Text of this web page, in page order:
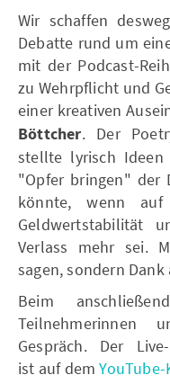
Wir schaffen
Debatte rund um
mit der Podcast-
zu Wehrpflicht und
einer kreativen
Böttcher. Der
stellte lyrisch Ideen
"Opfer bringen" der
könnte, wenn auf
Geldwertstabilität
Verlass mehr sei.
sagen, sondern Dank
Beim
Teilnehmerinnen
Gespräch. Der
ist auf dem